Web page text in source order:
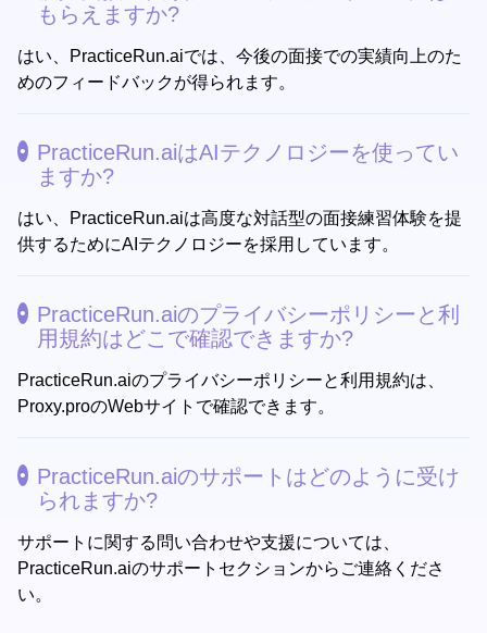
もらえますか?
はい、PracticeRun.aiでは、今後の面接での実績向上のた
めのフィードバックが得られます。
PracticeRun.aiはAIテクノロジーを使ってい
ますか?
はい、PracticeRun.aiは高度な対話型の面接練習体験を提
供するためにAIテクノロジーを採用しています。
PracticeRun.aiのプライバシーポリシーと利
用規約はどこで確認できますか?
PracticeRun.aiのプライバシーポリシーと利用規約は、
Proxy.proのWebサイトで確認できます。
PracticeRun.aiのサポートはどのように受け
られますか?
サポートに関する問い合わせや支援については、
PracticeRun.aiのサポートセクションからご連絡くださ
い。